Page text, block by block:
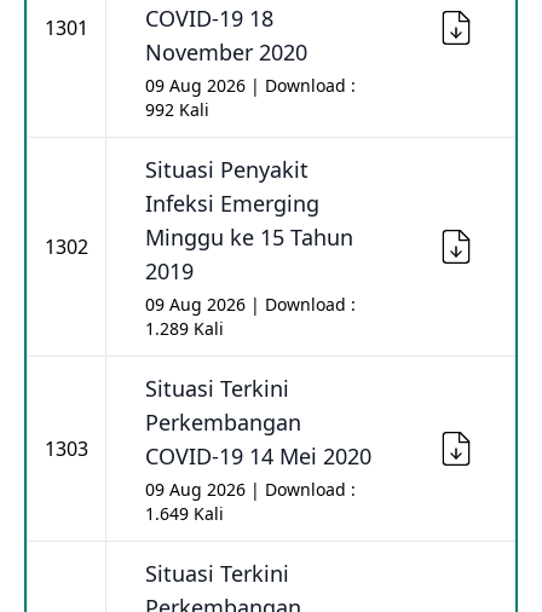
1301
COVID-19 18
November 2020
09 Aug 2026 | Download :
992 Kali
1302
Situasi Penyakit
Infeksi Emerging
Minggu ke 15 Tahun
2019
09 Aug 2026 | Download :
1.289 Kali
1303
Situasi Terkini
Perkembangan
COVID-19 14 Mei 2020
09 Aug 2026 | Download :
1.649 Kali
Situasi Terkini